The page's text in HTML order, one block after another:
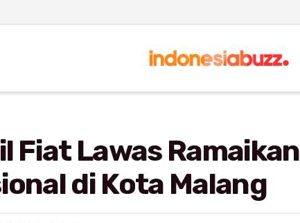
Fiat Lawas Ramaikan
di Kota Malang